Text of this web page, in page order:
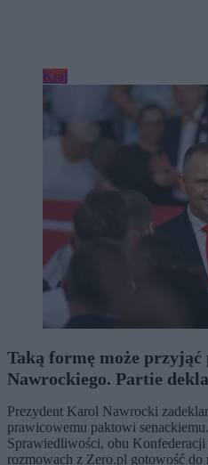
Kraj
Taką formę może przyjąć
Nawrockiego. Partie
Prezydent Karol Nawrocki
prawicowemu paktowi
Sprawiedliwości, obu
rozmowach z Zero.pl gotowość